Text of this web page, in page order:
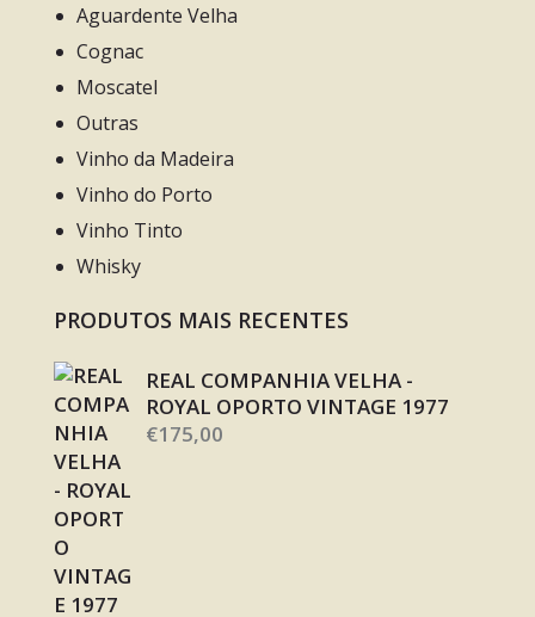
Aguardente Velha
Cognac
Moscatel
Outras
Vinho da Madeira
Vinho do Porto
Vinho Tinto
Whisky
PRODUTOS MAIS RECENTES
REAL COMPANHIA VELHA -
ROYAL OPORTO VINTAGE 1977
€175,00